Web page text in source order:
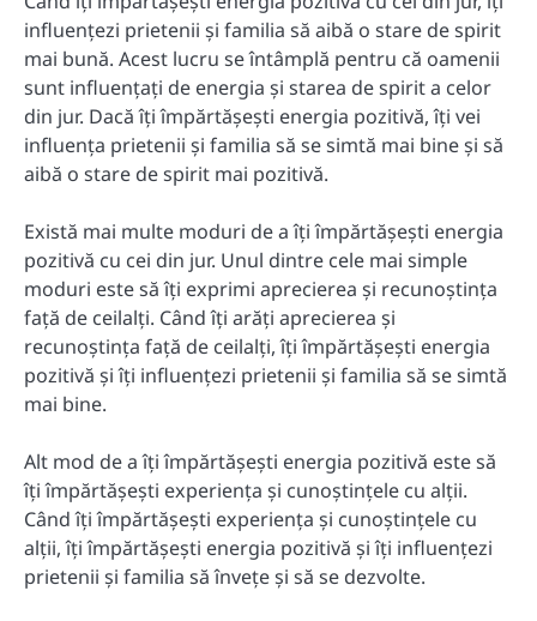
influențezi prietenii și familia să aibă o stare de spirit
mai bună. Acest lucru se întâmplă pentru că oamenii
sunt influențați de energia și starea de spirit a celor
din jur. Dacă îți împărtășești energia pozitivă, îți vei
influența prietenii și familia să se simtă mai bine și să
aibă o stare de spirit mai pozitivă.
Există mai multe moduri de a îți împărtășești energia
pozitivă cu cei din jur. Unul dintre cele mai simple
moduri este să îți exprimi aprecierea și recunoștința
față de ceilalți. Când îți arăți aprecierea și
recunoștința față de ceilalți, îți împărtășești energia
pozitivă și îți influențezi prietenii și familia să se simtă
mai bine.
Alt mod de a îți împărtășești energia pozitivă este să
îți împărtășești experiența și cunoștințele cu alții.
Când îți împărtășești experiența și cunoștințele cu
alții, îți împărtășești energia pozitivă și îți influențezi
prietenii și familia să învețe și să se dezvolte.